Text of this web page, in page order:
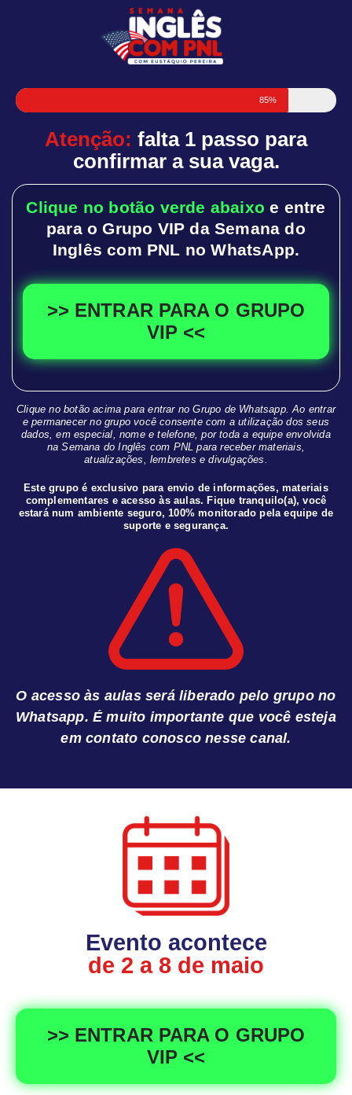
85%
Atenção: falta 1 passo para
confirmar a sua vaga.
Clique no botão verde abaixoe entre
para o Grupo VIP da Semana do
Inglês com PNL no WhatsApp.
>> ENTRAR PARA O GRUPO
VIP <<
Clique no botão acima para entrar no Grupo de Whatsapp. Ao entrar
e permanecer no grupo você consente com a utilização dos seus
dados, em especial, nome e telefone, por toda a equipe envolvida
na Semana do Inglês com PNL para receber materiais,
atualizações, lembretes e divulgações.
Este grupo é exclusivo para envio de informações, materiais
complementares e acesso às aulas. Fique tranquilo(a), você
estará num ambiente seguro, 100% monitorado pela equipe de
suporte e segurança.
O acesso às aulas será liberado pelo grupo no
Whatsapp. É muito importante que você esteja
em contato conosco nesse canal.
Evento acontece
de 2 a 8 de maio
>> ENTRAR PARA O GRUPO
VIP <<